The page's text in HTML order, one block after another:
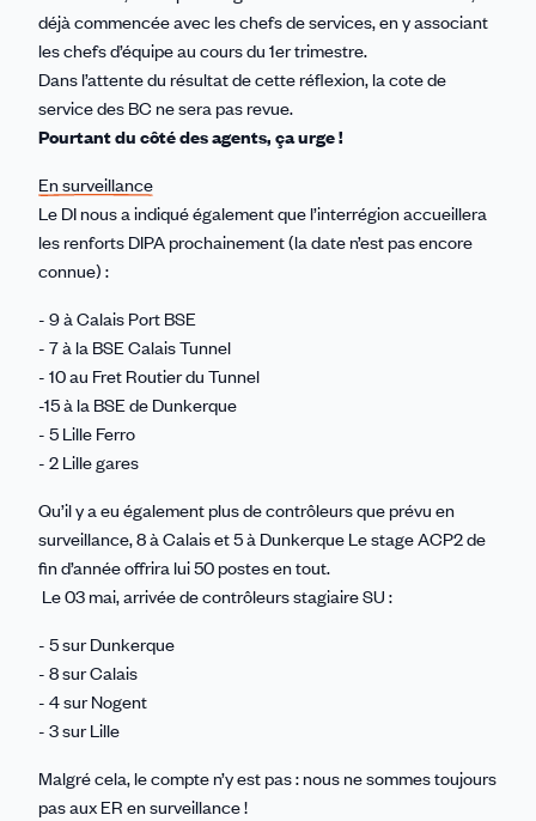
déjà commencée avec les chefs de services, en y associant
les chefs d’équipe au cours du 1er trimestre.
Dans l’attente du résultat de cette réflexion, la cote de
service des BC ne sera pas revue.
Pourtant du côté des agents, ça urge !
En surveillance
Le DI nous a indiqué également que l’interrégion accueillera
les renforts DIPA prochainement (la date n’est pas encore
connue) :
- 9 à Calais Port BSE
- 7 à la BSE Calais Tunnel
- 10 au Fret Routier du Tunnel
-15 à la BSE de Dunkerque
- 5 Lille Ferro
- 2 Lille gares
Qu’il y a eu également plus de contrôleurs que prévu en
surveillance, 8 à Calais et 5 à Dunkerque Le stage ACP2 de
fin d’année offrira lui 50 postes en tout.
Le 03 mai, arrivée de contrôleurs stagiaire SU :
- 5 sur Dunkerque
- 8 sur Calais
- 4 sur Nogent
- 3 sur Lille
Malgré cela, le compte n’y est pas : nous ne sommes toujours
pas aux ER en surveillance !